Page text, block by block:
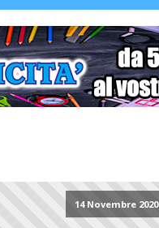
14 Novembre 2020